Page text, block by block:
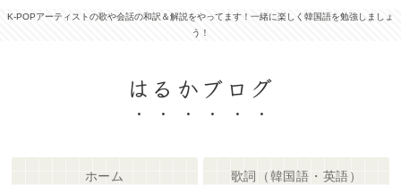
K-POPアーティストの歌や会話の和訳＆解説をやってます！一緒に楽しく韓国語を勉強しましょ
う！
はるかブログ
ホーム 歌詞（韓国語・英語）